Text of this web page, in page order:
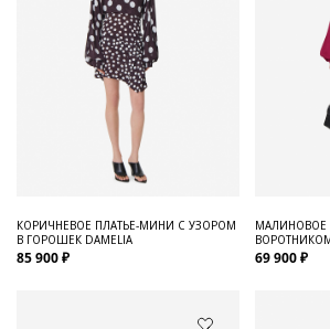
КОРИЧНЕВОЕ ПЛАТЬЕ-МИНИ С УЗОРОМ
В ГОРОШЕК DAMELIA
85 900 ₽
МАЛИНОВОЕ
69 900 ₽